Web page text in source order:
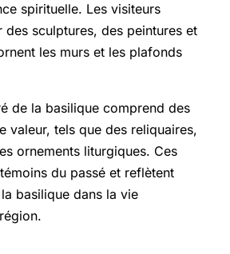
spirituelle. Les visiteurs
des sculptures, des peintures et
les murs et les plafonds
de la basilique comprend des
valeur, tels que des reliquaires,
ornements liturgiques. Ces
du passé et reflètent
basilique dans la vie